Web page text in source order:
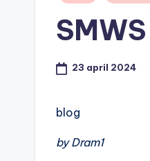
23 april 2024
blog
by Dram1